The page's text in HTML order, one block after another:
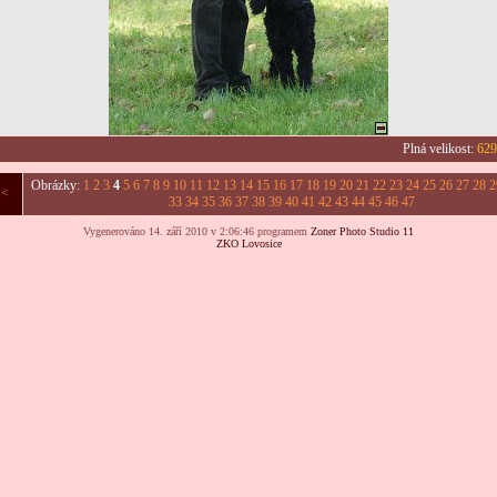
Plná velikost:
Obrázky: 1 2 3 4 5 6 7 8 9 10 11 12 13 14 15 16 17 18 19 20 21 22 23 24 25 26 27 28
33 34 35 36 37 38 39 40 41 42 43 44 45 46 47
Vygenerováno 14. září 2010 v 2:06:46 programem Zoner Photo Studio 11
ZKO Lovosice